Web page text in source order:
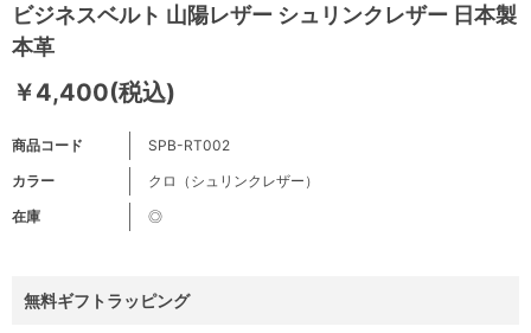
ビジネスベルト 山陽レザー シュリンクレザー 日本製
本革
￥4,400(税込)
商品コード
SPB-RT002
カラー
クロ（シュリンクレザー）
在庫
◎
無料ギフトラッピング